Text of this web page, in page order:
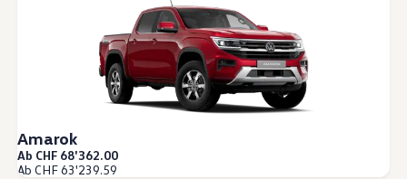
Amarok
Ab CHF 68'362.00
Ab CHF 63'239.59